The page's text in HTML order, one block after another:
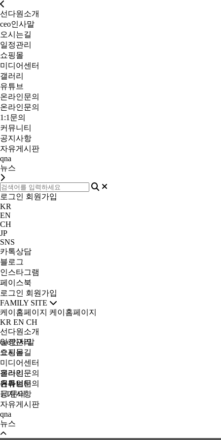
선다원소개
ceo인사말
오시는길
일정관리
쇼핑몰
미디어센터
갤러리
유튜브
온라인문의
온라인문의
1:1문의
커뮤니티
공지사항
자유게시판
qna
뉴스
로그인 회원가입
KR
EN
CH
JP
SNS
카톡상담
블로그
인스타그램
페이스북
로그인 회원가입
FAMILY SITE
케이홈페이지
케이홈페이지
KR EN CH
선다원소개
ceo인사말
오시는길
일정관리
쇼핑몰
미디어센터
갤러리
유튜브
온라인문의
온라인문의
1:1문의
커뮤니티
공지사항
자유게시판
qna
뉴스